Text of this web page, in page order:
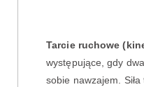
Tarcie ruchowe
występujące, gdy
sobie nawzajem.